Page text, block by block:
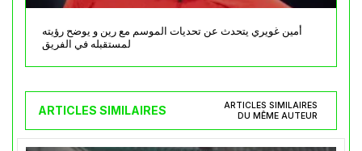
أمين غويري يتحدث عن تحديات الموسم مع رين و يوضح رؤيته
لمستقبله في الفريق
ARTICLES SIMILAIRES
ARTICLES SIMILAIRES
DU MÊME AUTEUR